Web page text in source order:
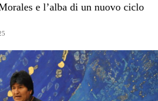
e l’alba di un nuovo ciclo